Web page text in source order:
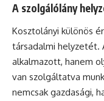
A szolgálólány
Kosztolányi különös
társadalmi helyzetét.
alkalmazott, hanem
van szolgáltatva
nemcsak gazdasági,